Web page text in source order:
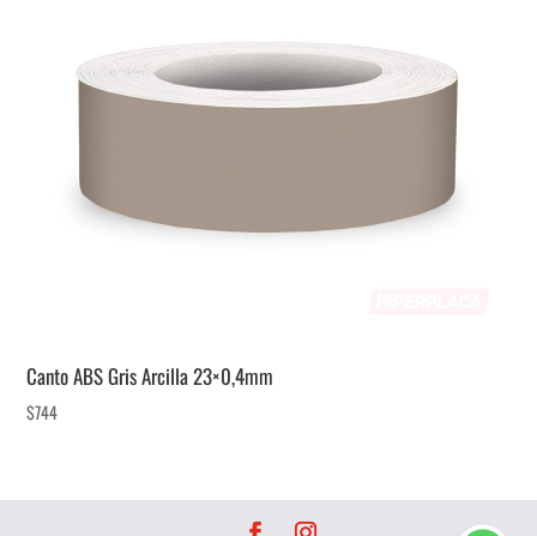
Canto ABS Gris Arcilla 23×0,4mm
$744